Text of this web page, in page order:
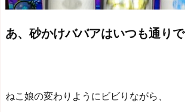
あ、砂かけババアはいつも通りで
ねこ娘の変わりようにビビりながら、